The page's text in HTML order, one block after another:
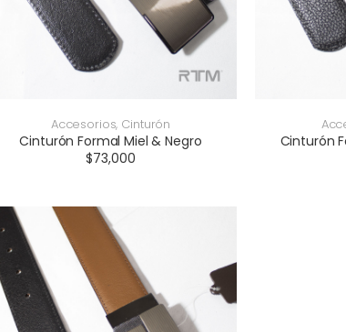
Accesorios, Cinturón
Cinturón Formal Miel & Negro
$73,000
Cinturón